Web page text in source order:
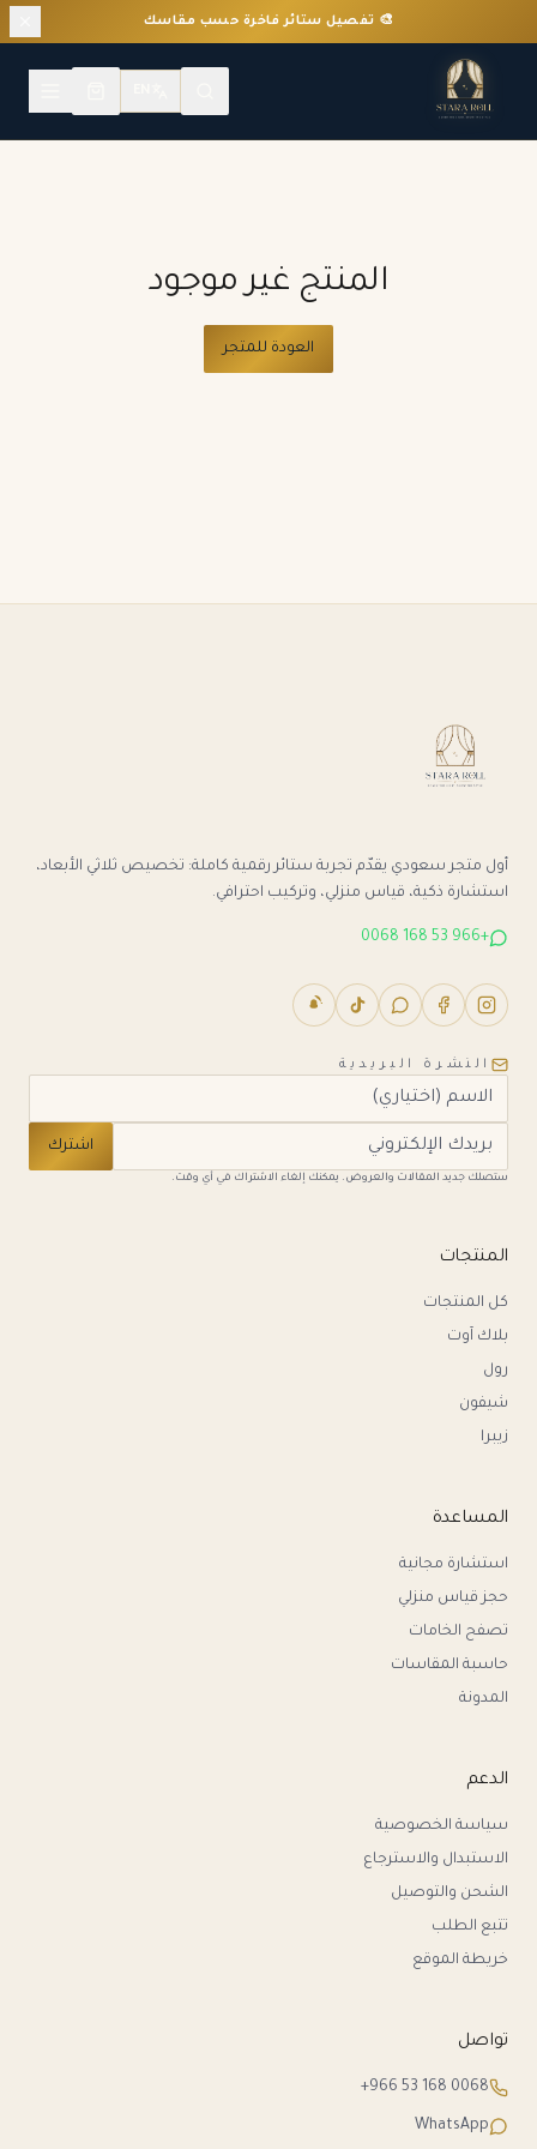
🎨 تفصيل ستائر فاخرة حسب مقاسك
المنتج غير موجود
العودة للمتجر
أول متجر سعودي يقدّم تجربة ستائر رقمية كاملة: تخصيص ثلاثي الأبعاد،
استشارة ذكية، قياس منزلي، وتركيب احترافي.
+966 53 168 0068
النشرة البريدية
اشترك
ستصلك جديد المقالات والعروض. يمكنك إلغاء الاشتراك في أي وقت.
المنتجات
كل المنتجات
بلاك آوت
رول
شيفون
زيبرا
المساعدة
استشارة مجانية
حجز قياس منزلي
تصفح الخامات
حاسبة المقاسات
المدونة
الدعم
سياسة الخصوصية
الاستبدال والاسترجاع
الشحن والتوصيل
تتبع الطلب
خريطة الموقع
تواصل
+966 53 168 0068
WhatsApp